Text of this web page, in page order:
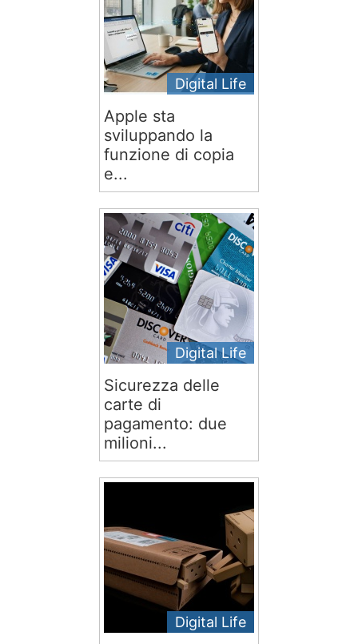
Digital Life
Apple sta
sviluppando la
funzione di copia
e...
Digital Life
Sicurezza delle
carte di
pagamento: due
milioni...
Digital Life